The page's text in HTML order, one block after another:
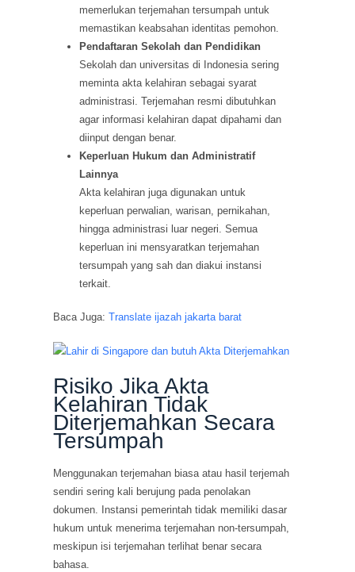
memerlukan terjemahan tersumpah untuk
memastikan keabsahan identitas pemohon.
Pendaftaran Sekolah dan Pendidikan
Sekolah dan universitas di Indonesia sering
meminta akta kelahiran sebagai syarat
administrasi. Terjemahan resmi dibutuhkan
agar informasi kelahiran dapat dipahami dan
diinput dengan benar.
Keperluan Hukum dan Administratif
Lainnya
Akta kelahiran juga digunakan untuk
keperluan perwalian, warisan, pernikahan,
hingga administrasi luar negeri. Semua
keperluan ini mensyaratkan terjemahan
tersumpah yang sah dan diakui instansi
terkait.
Baca Juga:Translate ijazah jakarta barat
Risiko Jika Akta
Kelahiran Tidak
Diterjemahkan Secara
Tersumpah
Menggunakan terjemahan biasa atau hasil terjemah
sendiri sering kali berujung pada penolakan
dokumen. Instansi pemerintah tidak memiliki dasar
hukum untuk menerima terjemahan non-tersumpah,
meskipun isi terjemahan terlihat benar secara
bahasa.